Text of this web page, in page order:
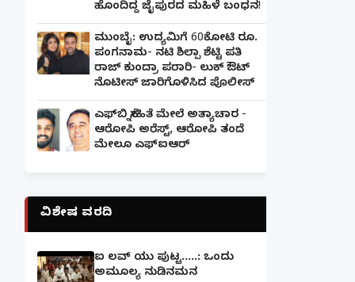
ಹೊಂದಿದ್ದ ಜೈಪುರದ ಮಹಿಳೆ ಬಂಧನ!
ಮುಂಬೈ: ಉದ್ಯಮಿಗೆ 60ಕೋಟಿ ರೂ.
ಪಂಗನಾಮ- ನಟಿ ಶಿಲ್ಪಾ ಶೆಟ್ಟಿ ಪತಿ
ರಾಜ್ ಕುಂದ್ರಾ ಪರಾರಿ- ಲುಕ್ ಔಟ್
ನೊಟೀಸ್ ಜಾರಿಗೊಳಿಸಿದ ಪೊಲೀಸ್
ಎಫ್‌ಬಿ ಸ್ನೇಹಿತೆ ಮೇಲೆ ಅತ್ಯಾಚಾರ -
ಆರೋಪಿ ಅರೆಸ್ಟ್, ಆರೋಪಿ ತಂದೆ
ಮೇಲೂ ಎಫ್ಐಆರ್
ವಿಶೇಷ ವರದಿ
ಐ ಲವ್ ಯು ಪುಟ್ಟ.....: ಒಂದು
ಅಮೂಲ್ಯ ನುಡಿನಮನ